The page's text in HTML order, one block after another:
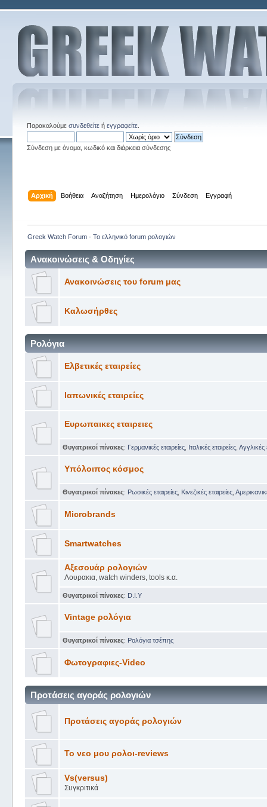
Παρακαλούμε συνδεθείτεή εγγραφείτε.
Σύνδεση με όνομα, κωδικό και διάρκεια σύνδεσης
Αρχική Βοήθεια Αναζήτηση Ημερολόγιο Σύνδεση Εγγραφή
Greek Watch Forum - Το ελληνικό forum ρολογιών
Aνακοινώσεις & Οδηγίες
Ανακοινώσεις του forum μας
Καλωσήρθες
Ρολόγια
Ελβετικές εταιρείες
Ιαπωνικές εταιρείες
Ευρωπαικες εταιρειες
Θυγατρικοί πίνακες: Γερμανικές εταιρείες, Ιταλικές εταιρείες, Αγγλικές
Υπόλοιπος κόσμος
Θυγατρικοί πίνακες: Ρωσικές εταιρείες, Κινεζικές εταιρείες,
Microbrands
Smartwatches
Αξεσουάρ ρολογιών
Λουρακια, watch winders, tools κ.α.
Θυγατρικοί πίνακες: D.I.Y
Vintage ρολόγια
Θυγατρικοί πίνακες: Ρολόγια τσέπης
Φωτογραφιες-Video
Προτάσεις αγοράς ρολογιών
Προτάσεις αγοράς ρολογιών
Το νεο μου ρολοι-reviews
Vs(versus)
Συγκριτικά